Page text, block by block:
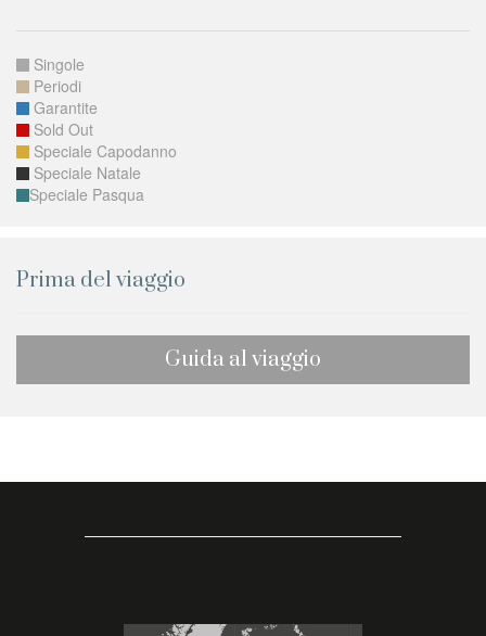
Singole
Periodi
Garantite
Sold Out
Speciale Capodanno
Speciale Natale
Speciale Pasqua
Prima del viaggio
Guida al viaggio